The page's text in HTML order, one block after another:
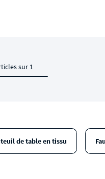
sur 1
de table en tissu